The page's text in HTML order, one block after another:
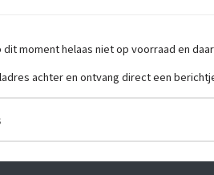
moment helaas niet op voorraad en
achter en ontvang direct een